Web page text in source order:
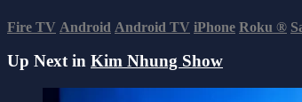
Fire TV Android Android TV iPhone Roku ®
Up Next in Kim Nhung Show